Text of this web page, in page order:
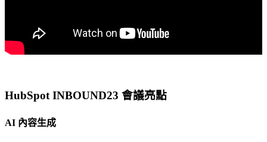
HubSpot INBOUND23 會議亮點
AI 內容生成